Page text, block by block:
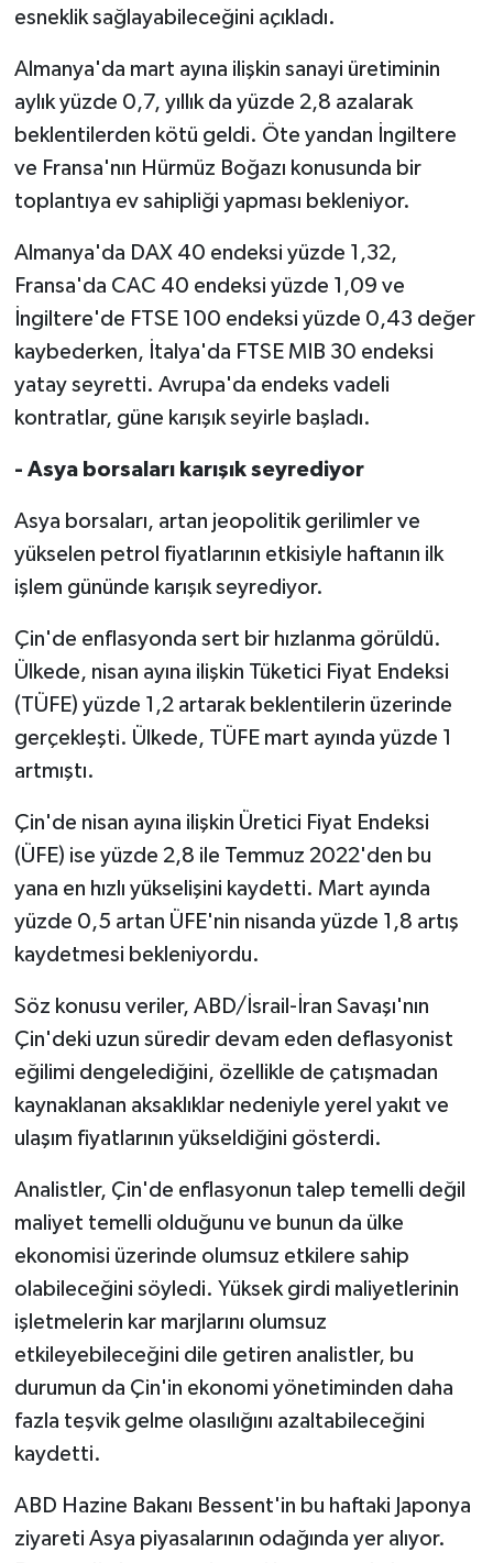
esneklik sağlayabileceğini açıkladı.
Almanya'da mart ayına ilişkin sanayi üretiminin
aylık yüzde 0,7, yıllık da yüzde 2,8 azalarak
beklentilerden kötü geldi. Öte yandan İngiltere
ve Fransa'nın Hürmüz Boğazı konusunda bir
toplantıya ev sahipliği yapması bekleniyor.
Almanya'da DAX 40 endeksi yüzde 1,32,
Fransa'da CAC 40 endeksi yüzde 1,09 ve
İngiltere'de FTSE 100 endeksi yüzde 0,43 değer
kaybederken, İtalya'da FTSE MIB 30 endeksi
yatay seyretti. Avrupa'da endeks vadeli
kontratlar, güne karışık seyirle başladı.
- Asya borsaları karışık seyrediyor
Asya borsaları, artan jeopolitik gerilimler ve
yükselen petrol fiyatlarının etkisiyle haftanın ilk
işlem gününde karışık seyrediyor.
Çin'de enflasyonda sert bir hızlanma görüldü.
Ülkede, nisan ayına ilişkin Tüketici Fiyat Endeksi
(TÜFE) yüzde 1,2 artarak beklentilerin üzerinde
gerçekleşti. Ülkede, TÜFE mart ayında yüzde 1
artmıştı.
Çin'de nisan ayına ilişkin Üretici Fiyat Endeksi
(ÜFE) ise yüzde 2,8 ile Temmuz 2022'den bu
yana en hızlı yükselişini kaydetti. Mart ayında
yüzde 0,5 artan ÜFE'nin nisanda yüzde 1,8 artış
kaydetmesi bekleniyordu.
Söz konusu veriler, ABD/İsrail-İran Savaşı'nın
Çin'deki uzun süredir devam eden deflasyonist
eğilimi dengelediğini, özellikle de çatışmadan
kaynaklanan aksaklıklar nedeniyle yerel yakıt ve
ulaşım fiyatlarının yükseldiğini gösterdi.
Analistler, Çin'de enflasyonun talep temelli değil
maliyet temelli olduğunu ve bunun da ülke
ekonomisi üzerinde olumsuz etkilere sahip
olabileceğini söyledi. Yüksek girdi maliyetlerinin
işletmelerin kar marjlarını olumsuz
etkileyebileceğini dile getiren analistler, bu
durumun da Çin'in ekonomi yönetiminden daha
fazla teşvik gelme olasılığını azaltabileceğini
kaydetti.
ABD Hazine Bakanı Bessent'in bu haftaki Japonya
ziyareti Asya piyasalarının odağında yer alıyor.